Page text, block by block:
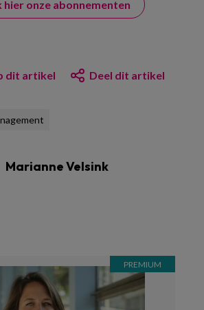
hier onze abonnementen
dit artikel Deel dit artikel
Marianne Velsink